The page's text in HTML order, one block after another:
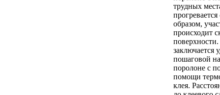
трудных
образом,
происходит
заключается
пошаговой
поролоне с
помощи
клея.